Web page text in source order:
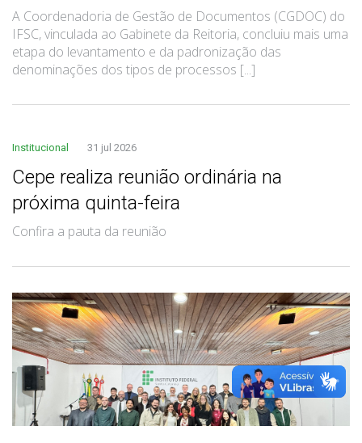
A Coordenadoria de Gestão de Documentos (CGDOC) do
IFSC, vinculada ao Gabinete da Reitoria, concluiu mais uma
etapa do levantamento e da padronização das
denominações dos tipos de processos [...]
Institucional 31 jul 2026
Cepe realiza reunião ordinária na
próxima quinta-feira
Confira a pauta da reunião